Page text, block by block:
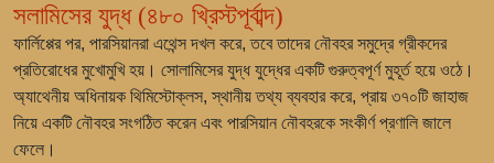
সলামিসের যুদ্ধ (৪৮০ খ্রিস্টপূর্বাব্দ)
ফার্লিপ্পের পর, পারসিয়ানরা এথেন্স দখল করে, তবে তাদের নৌবহর সমুদ্রে গ্রীকদের
প্রতিরোধের মুখোমুখি হয়। সোলামিসের যুদ্ধ যুদ্ধের একটি গুরুত্বপূর্ণ মুহূর্ত হয়ে ওঠে।
অ্যাথেনীয় অধিনায়ক থিমিস্টোক্লস, স্থানীয় তথ্য ব্যবহার করে, প্রায় ৩৭০টি জাহাজ
নিয়ে একটি নৌবহর সংগঠিত করেন এবং পারসিয়ান নৌবহরকে সংকীর্ণ প্রণালি জালে
ফেলে।